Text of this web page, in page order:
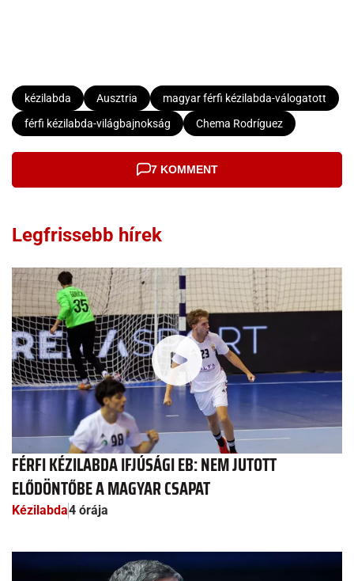
kézilabda Ausztria
magyar férfi kézilabda-válogatott
férfi kézilabda-világbajnokság
Chema Rodríguez
7 KOMMENT
Legfrissebb hírek
FÉRFI KÉZILABDA IFJÚSÁGI EB: NEM JUTOTT
ELŐDÖNTŐBE A MAGYAR CSAPAT
Kézilabda4 órája